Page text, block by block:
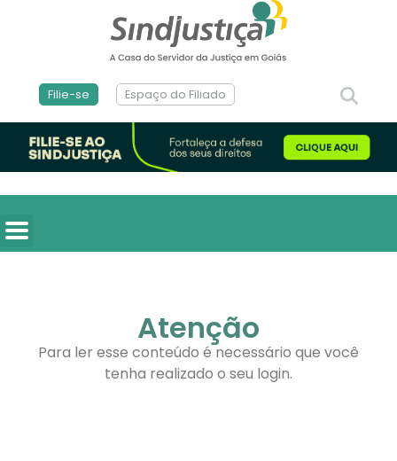
Filie-se Espaço do Filiado
Atenção
Para ler esse conteúdo é necessário que você
tenha realizado o seu login.